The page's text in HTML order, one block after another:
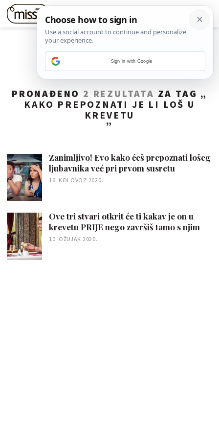
PRONAĐENO 2 REZULTATA ZA TAG „
KAKO PREPOZNATI JE LI LOŠ U
KREVETU
”
Zanimljivo! Evo kako ćeš prepoznati lošeg
ljubavnika već pri prvom susretu
16. KOLOVOZ 2020.
Ove tri stvari otkrit će ti kakav je on u
krevetu PRIJE nego završiš tamo s njim
10. OŽUJAK 2020.
Sign in with Google